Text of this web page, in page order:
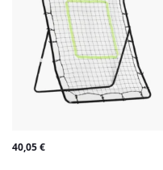
40,05€